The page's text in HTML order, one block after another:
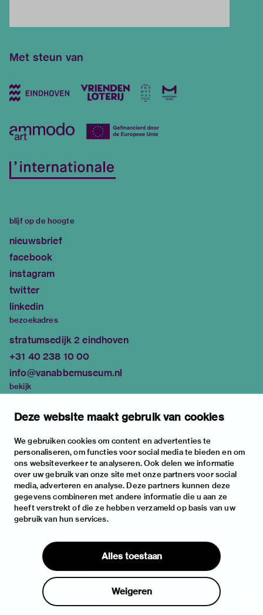
Deze website maakt gebruik van cookies
We gebruiken cookies om content en advertenties te
personaliseren, om functies voor social media te bieden en om
ons websiteverkeer te analyseren. Ook delen we informatie
over uw gebruik van onze site met onze partners voor social
media, adverteren en analyse. Deze partners kunnen deze
gegevens combineren met andere informatie die u aan ze
heeft verstrekt of die ze hebben verzameld op basis van uw
gebruik van hun services.
Alles toestaan
Weigeren
Met steun van
blijf op de hoogte
nieuwsbrief
facebook
instagram
twitter
linkedin
bezoekadres
stratumsedijk 2 eindhoven
+31 40 238 10 00
info@vanabbemuseum.nl
bekijk
activiteiten
praktische informatie
over
het museum
de collectie
fondsen & partners
huisregels
privacy & cookies
disclaimer & colofon
digitoegankelijkheid